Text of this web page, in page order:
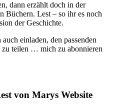
dann erzählt doch in der
Büchern. Lest – so ihr es noch
der Geschichte.
einladen, den passenden
teilen … mich zu abonnieren
von Marys Website